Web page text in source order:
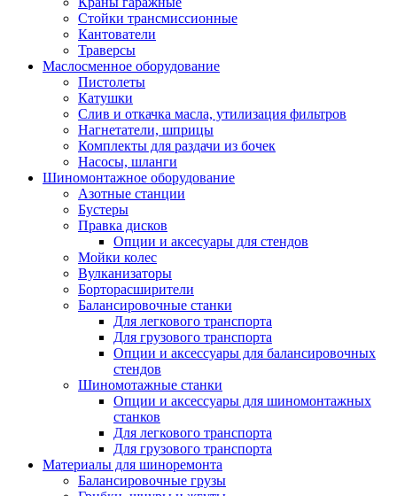
Стойки трансмиссионные
Кантователи
Траверсы
Маслосменное оборудование
Пистолеты
Катушки
Слив и откачка масла, утилизация фильтров
Нагнетатели, шприцы
Комплекты для раздачи из бочек
Насосы, шланги
Шиномонтажное оборудование
Азотные станции
Бустеры
Правка дисков
Опции и аксесуары для стендов
Мойки колес
Вулканизаторы
Борторасширители
Балансировочные станки
Для легкового транспорта
Для грузового транспорта
Опции и аксессуары для балансировочных
стендов
Шиномотажные станки
Опции и аксессуары для шиномонтажных
станков
Для легкового транспорта
Для грузового транспорта
Материалы для шиноремонта
Балансировочные грузы